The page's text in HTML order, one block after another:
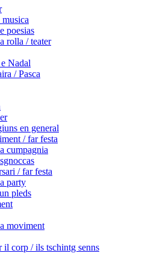
poesias
rolla / teater
Nadal
/ Pasca
en general
/ far festa
cumpagnia
/ far festa
party
pleds
moviment
il corp / ils tschintg senns